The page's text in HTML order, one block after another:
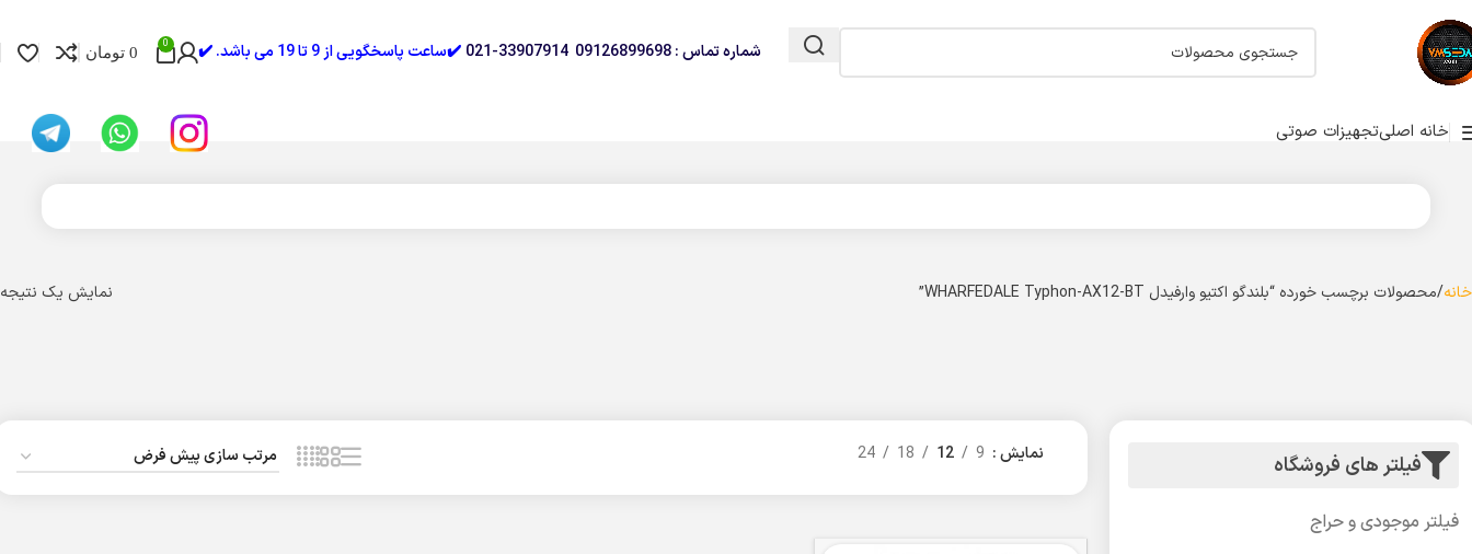
شماره تماس : 09126899698 33907914-021 ✔️ساعت پاسخگویی از 9 تا 19 می باشد. ✔️ 0
0 تومان
خانه اصلیتجهیزات صوتی
خانه محصولات برچسب خورده “بلندگو اکتیو وارفیدل WHARFEDALE Typhon-AX12-BT” نمایش یک نتیجه
فیلتر های فروشگاه
فیلتر موجودی و حراج
نمایش 9
12
18
24